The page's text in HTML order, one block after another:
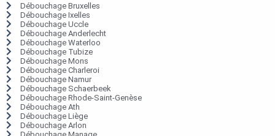
Débouchage Bruxelles
Débouchage Ixelles
Débouchage Uccle
Débouchage Anderlecht
Débouchage Waterloo
Débouchage Tubize
Débouchage Mons
Débouchage Charleroi
Débouchage Namur
Débouchage Schaerbeek
Débouchage Rhode-Saint-Genèse
Débouchage Ath
Débouchage Liège
Débouchage Arlon